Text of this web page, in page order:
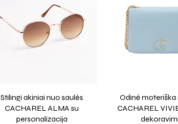
Stilingi akiniai nuo saulės
CACHAREL ALMA su
personalizacija
Odinė moteriška
CACHAREL